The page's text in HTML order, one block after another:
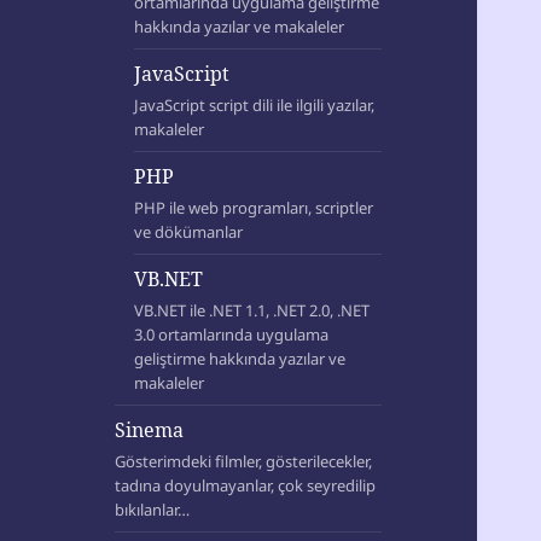
hakkında yazılar ve makaleler
JavaScript
JavaScript script dili ile ilgili yazılar,
makaleler
PHP
PHP ile web programları, scriptler
ve dökümanlar
VB.NET
VB.NET ile .NET 1.1, .NET 2.0, .NET
3.0 ortamlarında uygulama
geliştirme hakkında yazılar ve
makaleler
Sinema
Gösterimdeki filmler, gösterilecekler,
tadına doyulmayanlar, çok seyredilip
bıkılanlar…